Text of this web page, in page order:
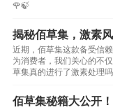
🌹🍃
揭秘佰草集，激素
近期，佰草集这款备受信
为消费者，我们关心的不
草集真的进行了激素处理
佰草集秘籍大公开